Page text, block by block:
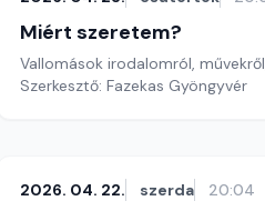
Miért szeretem?
Vallomások irodalomról,
Szerkesztő: Fazekas Gyöngyvér
2026. 04. 22. szerda 20:04